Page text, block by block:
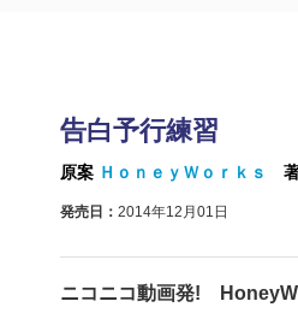
告白予行練習
原案 ＨｏｎｅｙＷｏｒｋｓ
発売日： 2014年12月01日
ニコニコ動画発!